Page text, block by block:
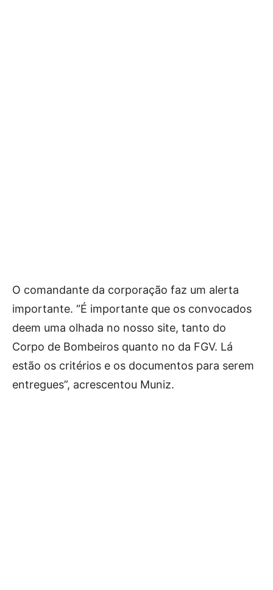
O comandante da corporação faz um alerta
importante. “É importante que os convocados
deem uma olhada no nosso site, tanto do
Corpo de Bombeiros quanto no da FGV. Lá
estão os critérios e os documentos para serem
entregues”, acrescentou Muniz.